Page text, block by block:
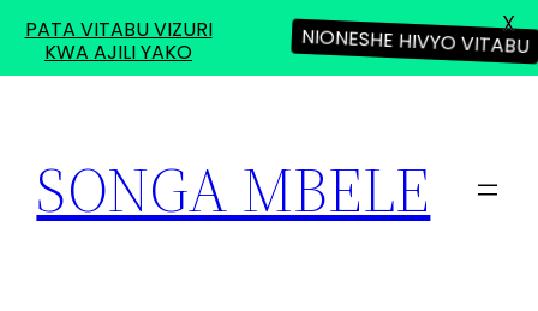
content
SONGA MBELE
PATA VITABU VIZURI
KWA AJILI YAKO
NIONESHE HIVYO VITABU
X